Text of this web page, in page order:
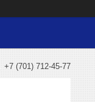
+7 (701) 712-45-77